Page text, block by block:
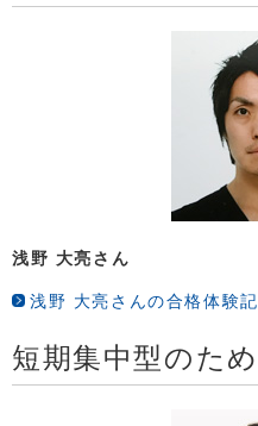
浅野 大亮さん
浅野 大亮さんの合格体験記